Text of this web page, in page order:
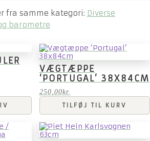
fra samme kategori: Diverse
barometre
VÆGTÆPPE
‘PORTUGAL’ 38X84CM
250,00kr.
TILFØJ TIL KURV